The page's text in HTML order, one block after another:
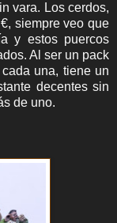
vara. Los cerdos,
siempre veo que
y estos puercos
Al ser un pack
una, tiene un
decentes sin
de uno.